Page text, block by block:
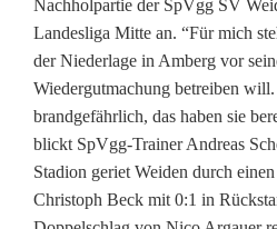
z
e
n
r
e
Nachholpartie der SpVgg SV
Landesliga Mitte an. “Für mich
der Niederlage in Amberg vor
Wiedergutmachung betreiben
brandgefährlich, das haben sie
blickt SpVgg-Trainer Andreas
Stadion geriet Weiden durch
Christoph Beck mit 0:1 in